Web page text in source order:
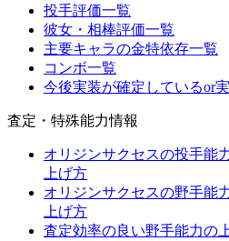
投手評価一覧
彼女・相棒評価一覧
主要キャラの金特依存一覧
コンボ一覧
今後実装が確定しているor
査定・特殊能力情報
オリジンサクセスの投手能
上げ方
オリジンサクセスの野手能
上げ方
査定効率の良い野手能力の